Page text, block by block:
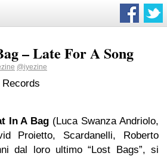
– Late For A Song
@iyezine
In A Bag (Luca Swanza Andriolo,
Proietto, Scardanelli, Roberto
dal loro ultimo “Lost Bags”, si